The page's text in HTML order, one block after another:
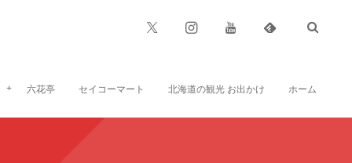
六花亭 セイコーマート 北海道の観光 お出かけ ホーム